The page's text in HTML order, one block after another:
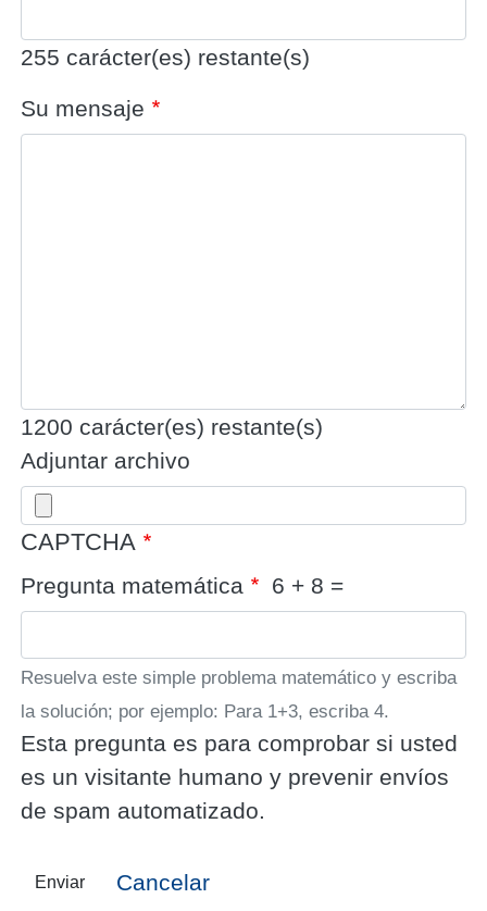
255 carácter(es) restante(s)
Su mensaje
1200 carácter(es) restante(s)
Adjuntar archivo
CAPTCHA
Pregunta matemática 6 + 8 =
Resuelva este simple problema matemático y escriba
la solución; por ejemplo: Para 1+3, escriba 4.
Esta pregunta es para comprobar si usted
es un visitante humano y prevenir envíos
de spam automatizado.
Enviar Cancelar